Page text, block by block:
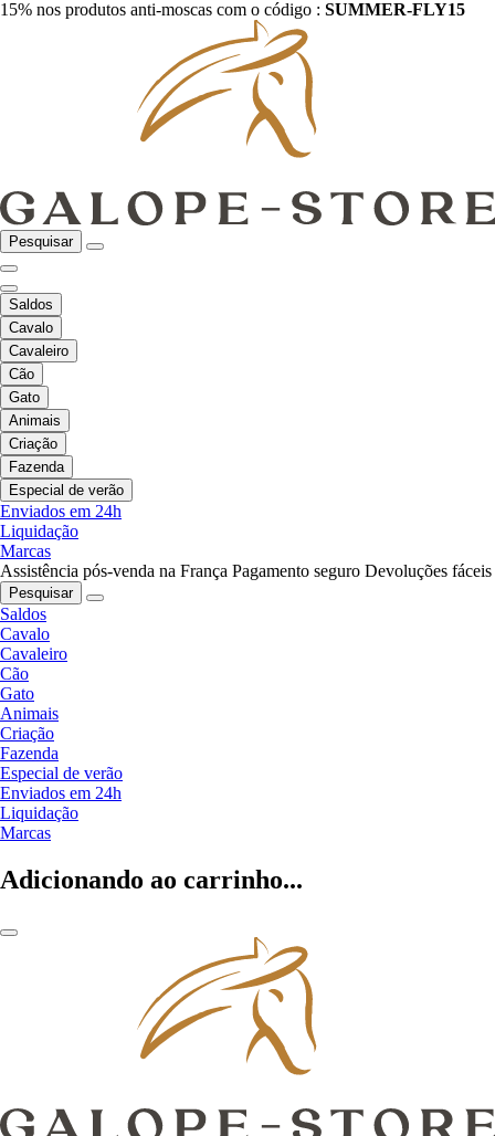
15% nos produtos anti-moscas com o código : SUMMER-FLY15
Pesquisar
Saldos
Cavalo
Cavaleiro
Cão
Gato
Animais
Criação
Fazenda
Especial de verão
Enviados em 24h
Liquidação
Marcas
Assistência pós-venda na França Pagamento seguro Devoluções fáceis
Pesquisar
Saldos
Cavalo
Cavaleiro
Cão
Gato
Animais
Criação
Fazenda
Especial de verão
Enviados em 24h
Liquidação
Marcas
Adicionando ao carrinho...